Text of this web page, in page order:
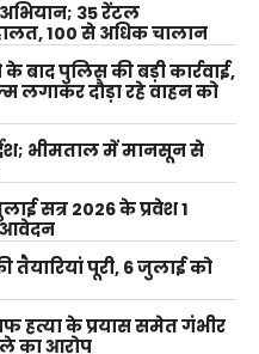
35 रेंटल
100 से अधिक चालान
बाद पुलिस की बड़ी कार्रवाई,
लगाकर दौड़ा रहे वाहन को
भीमताल में मानसून से
सत्र 2026 के प्रवेश 1
आवेदन
तैयारियां पूरी, 6 जुलाई को
हत्या के प्रयास समेत गंभीर
का आरोप